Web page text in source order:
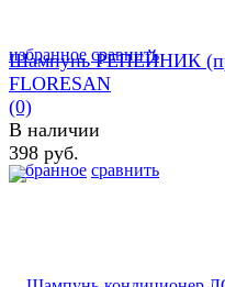
избранное сравнить
избранное сравнить
Шампунь РЕПЕЙНИК
FLORESAN
(0)
В наличии
398 руб.